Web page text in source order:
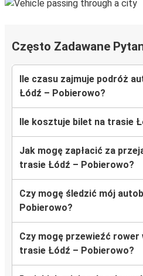
Często Zadawane
Ile czasu zajmuje podróż
Łódź – Pobierowo?
Ile kosztuje bilet na trasie
Jak mogę zapłacić za
trasie Łódź – Pobierowo?
Czy mogę śledzić mój
Pobierowo?
Czy mogę przewieźć rower
trasie Łódź – Pobierowo?